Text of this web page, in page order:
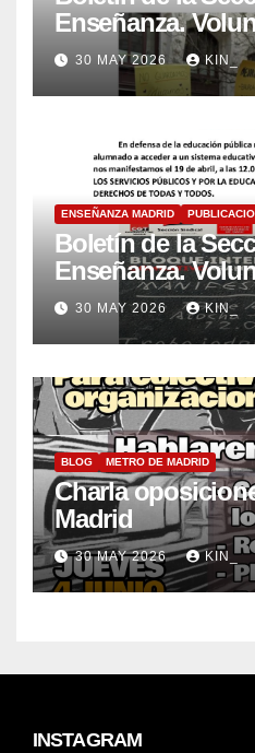
Enseñanza.
30 MAY 2026 KIN_
ENSEÑANZA MADRID
Boletín de la
Enseñanza.
30 MAY 2026 KIN_
BLOG METRO DE MADRID
Charla
Madrid
30 MAY 2026 KIN_
INSTAGRAM